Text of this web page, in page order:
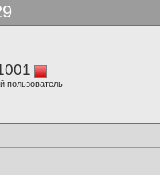
пользователь